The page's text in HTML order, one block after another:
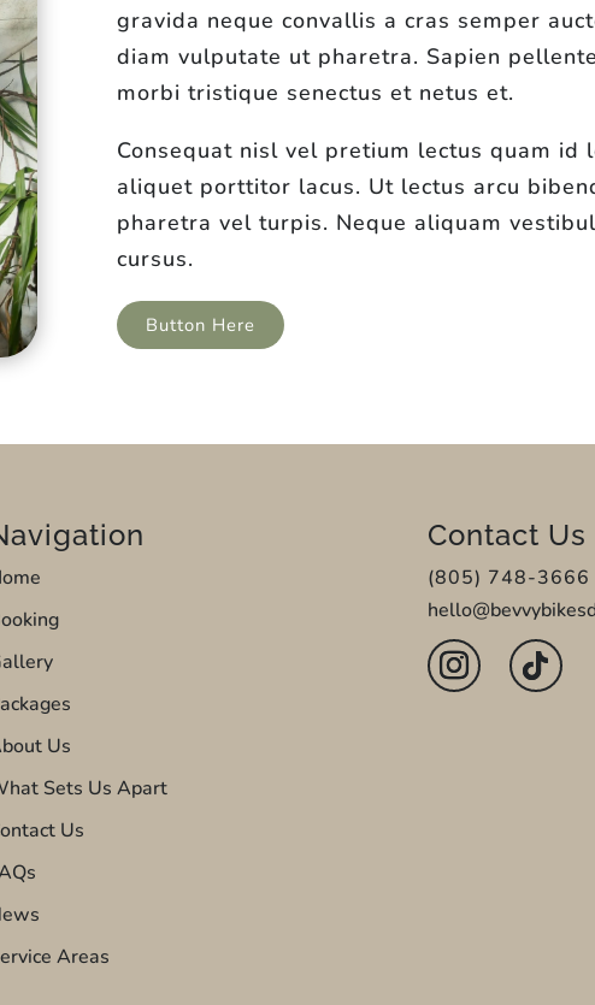
gravida neque convallis a cras semper
diam vulputate ut pharetra. Sapien
morbi tristique senectus et netus et.
Consequat nisl vel pretium lectus quam id
aliquet porttitor lacus. Ut lectus arcu
pharetra vel turpis. Neque aliquam
cursus.
Button Here
Us
Sets Us Apart
Us
Areas
Contact Us
(805) 748-3666